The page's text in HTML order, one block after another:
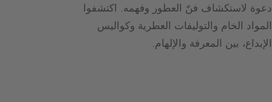
دعوة لاستكشاف فنّ العطور وفهمه. اكتشفوا
المواد الخام والتوليفات العطرية وكواليس
الإبداع، بين المعرفة والإلهام.